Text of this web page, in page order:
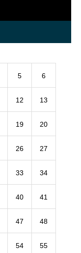
5 6
12 13
19 20
26 27
33 34
40 41
47 48
54 55